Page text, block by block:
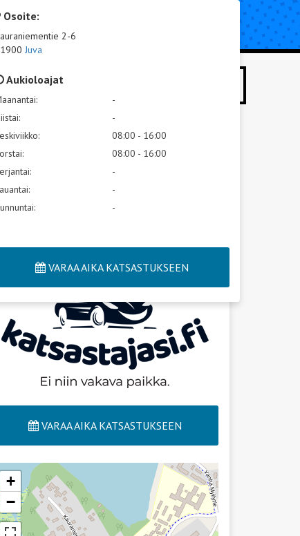
KORJAUS
VARAA AIKA KATSASTUKSEEN
+
−
Osoite:
2-6
Juva
Aukioloajat
-
-
08:00 - 16:00
08:00 - 16:00
-
-
-
VARAA AIKA KATSASTUKSEEN